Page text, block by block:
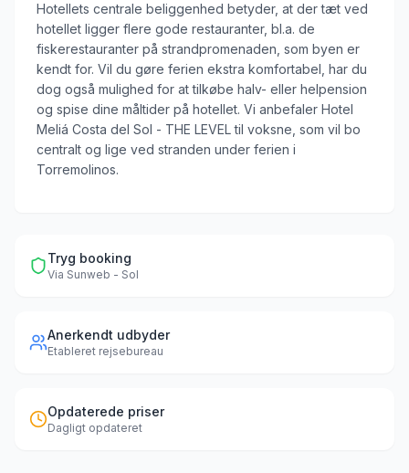
Hotellets centrale beliggenhed betyder, at der tæt ved
hotellet ligger flere gode restauranter, bl.a. de
fiskerestauranter på strandpromenaden, som byen er
kendt for. Vil du gøre ferien ekstra komfortabel, har du
dog også mulighed for at tilkøbe halv- eller helpension
og spise dine måltider på hotellet. Vi anbefaler Hotel
Meliá Costa del Sol - THE LEVEL til voksne, som vil bo
centralt og lige ved stranden under ferien i
Torremolinos.
Tryg booking
Via Sunweb - Sol
Anerkendt udbyder
Etableret rejsebureau
Opdaterede priser
Dagligt opdateret